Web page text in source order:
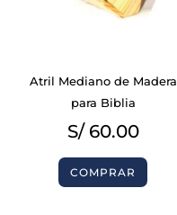
Atril Mediano de Madera
para Biblia
S/60.00
COMPRAR